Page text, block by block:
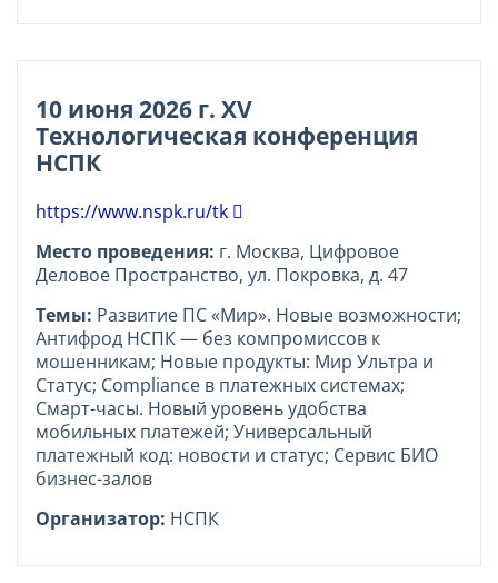
10 июня 2026 г. ХV
Технологическая конференция
НСПК
https://www.nspk.ru/tk
Место проведения: г. Москва, Цифровое
Деловое Пространство, ул. Покровка, д. 47
Темы: Развитие ПС «Мир». Новые возможности;
Антифрод НСПК — без компромиссов к
мошенникам; Новые продукты: Мир Ультра и
Статус; Compliance в платежных системах;
Смарт-часы. Новый уровень удобства
мобильных платежей; Универсальный
платежный код: новости и статус; Сервис БИО
бизнес-залов
Организатор: НСПК